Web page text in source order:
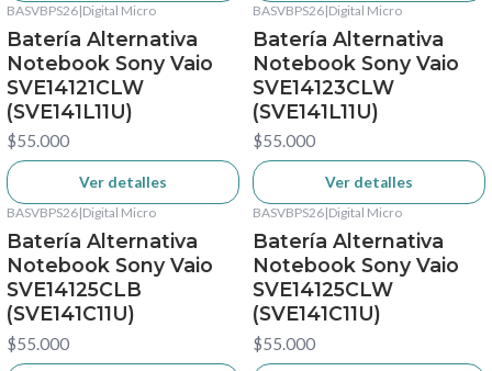
No disponible
BASVBPS26|Digital Micro
Batería Alternativa
Notebook Sony Vaio
SVE14121CLW
(SVE141L11U)
$55.000
Ver detalles
No disponible
BASVBPS26|Digital Micro
Batería Alternativa
Notebook Sony Vaio
SVE14123CLW
(SVE141L11U)
$55.000
Ver detalles
BASVBPS26|Digital Micro
Batería Alternativa
Notebook Sony Vaio
SVE14125CLB
(SVE141C11U)
$55.000
BASVBPS26|Digital Micro
Batería Alternativa
Notebook Sony Vaio
SVE14125CLW
(SVE141C11U)
$55.000